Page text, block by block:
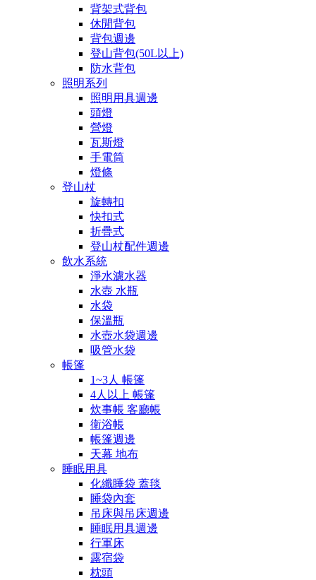
背架式背包
休閒背包
背包週邊
登山背包(50L以上)
防水背包
照明系列
照明用具週邊
頭燈
營燈
瓦斯燈
手電筒
燈條
登山杖
旋轉扣
快扣式
折疊式
登山杖配件週邊
飲水系統
淨水濾水器
水壺 水瓶
水袋
保溫瓶
水壺水袋週邊
吸管水袋
帳篷
1~3人 帳篷
4人以上 帳篷
炊事帳 客廳帳
衛浴帳
帳篷週邊
天幕 地布
睡眠用具
化纖睡袋 蓋毯
睡袋內套
吊床與吊床週邊
睡眠用具週邊
行軍床
露宿袋
枕頭